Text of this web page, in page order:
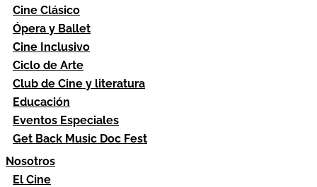
Cine Clásico
Ópera y Ballet
Cine Inclusivo
Ciclo de Arte
Club de Cine y literatura
Educación
Eventos Especiales
Get Back Music Doc Fest
Nosotros
El Cine